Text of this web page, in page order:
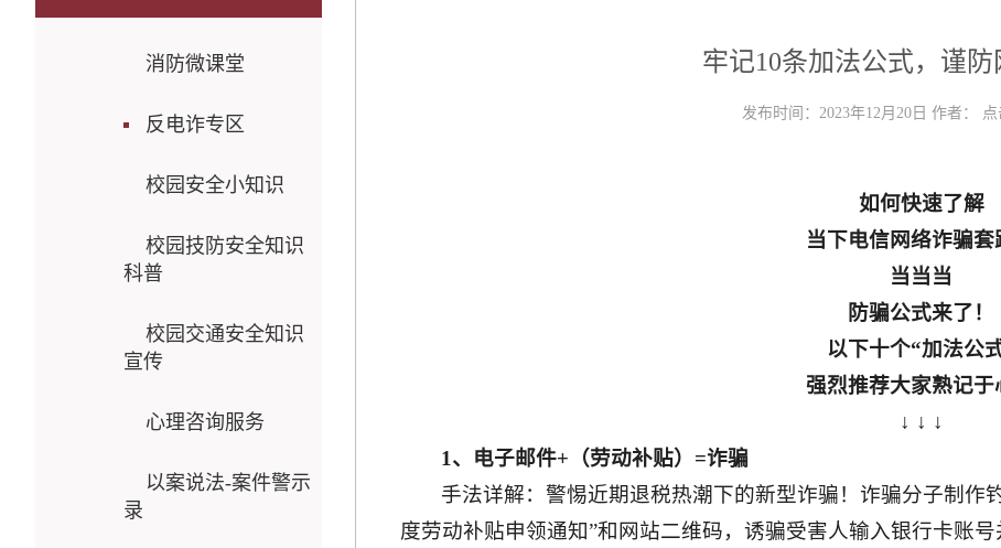
消防微课堂
反电诈专区
校园安全小知识
校园技防安全知识
科普
校园交通安全知识
宣传
心理咨询服务
以案说法-案件警示
录
牢记10条加法公式，谨防
发布时间：2023年12月20日 作者： 点
如何快速了解
当下电信网络诈骗套
当当当
防骗公式来了！
以下十个“加法公
强烈推荐大家熟记于
↓ ↓ ↓
1、电子邮件+（劳动补贴）=诈骗
手法详解：警惕近期退税热潮下的新型诈骗！诈骗分子制作
度劳动补贴申领通知”和网站二维码，诱骗受害人输入银行卡账号